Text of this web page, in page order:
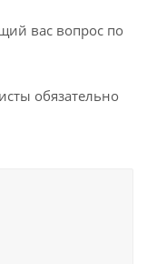
вас вопрос по
обязательно